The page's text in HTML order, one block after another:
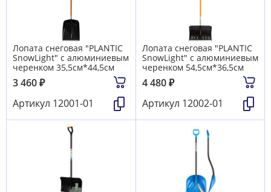
Лопата снеговая "PLANTIC
SnowLight" с алюминиевым
черенком 35,5см*44,5см
3 460₽
Артикул 12001-01
Лопата снеговая "PLANTIC
SnowLight" с алюминиевым
черенком 54,5см*36,5см
4 480₽
Артикул 12002-01